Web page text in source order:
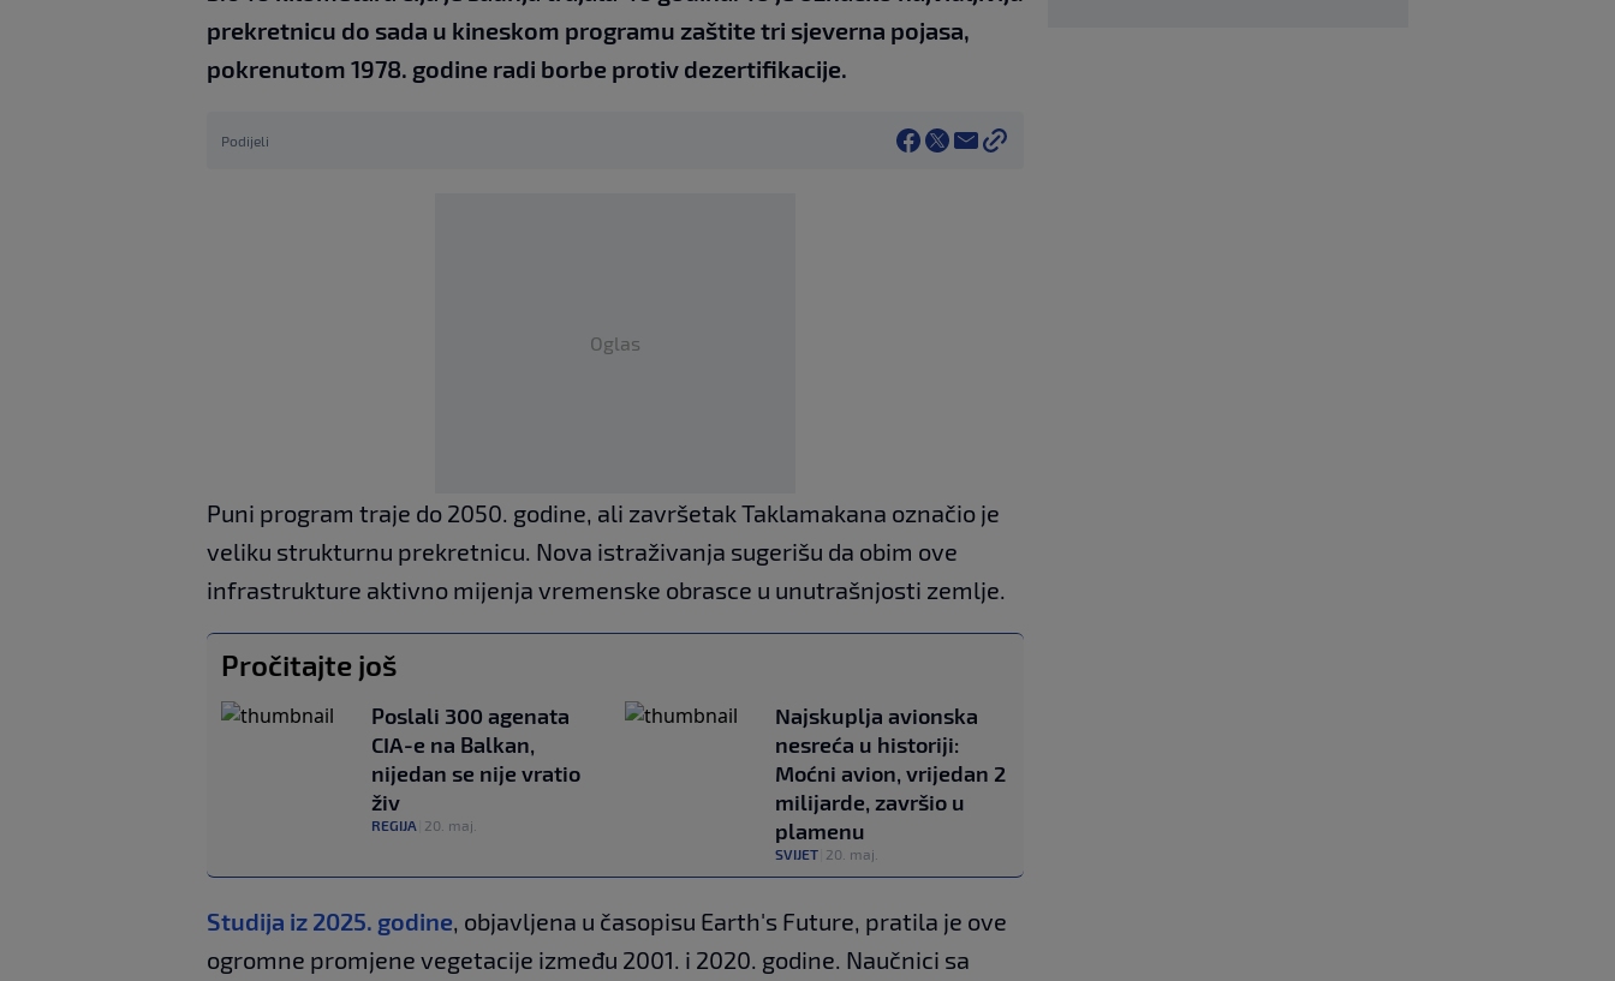
prekretnicu do sada u kineskom programu zaštite tri sjeverna pojasa,
pokrenutom 1978. godine radi borbe protiv dezertifikacije.
Podijeli
Oglas
Puni program traje do 2050. godine, ali završetak Taklamakana označio je
veliku strukturnu prekretnicu. Nova istraživanja sugerišu da obim ove
infrastrukture aktivno mijenja vremenske obrasce u unutrašnjosti zemlje.
Pročitajte još
Poslali 300 agenata
CIA-e na Balkan,
nijedan se nije vratio
živ
REGIJA 20. maj.
Najskuplja avionska
nesreća u historiji:
Moćni avion, vrijedan 2
milijarde, završio u
plamenu
SVIJET 20. maj.
Studija iz 2025. godine, objavljena u časopisu Earth's Future, pratila je ove
ogromne promjene vegetacije između 2001. i 2020. godine. Naučnici sa